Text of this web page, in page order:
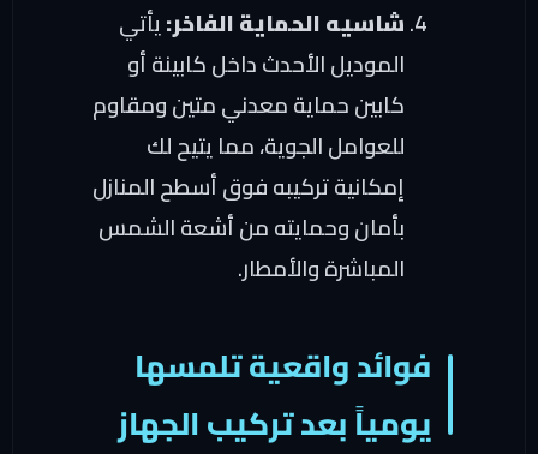
شاسيه الحماية الفاخر:يأتي
الموديل الأحدث داخل كابينة أو
كابين حماية معدني متين ومقاوم
للعوامل الجوية، مما يتيح لك
إمكانية تركيبه فوق أسطح المنازل
بأمان وحمايته من أشعة الشمس
المباشرة والأمطار.
فوائد واقعية تلمسها
يومياً بعد تركيب الجهاز